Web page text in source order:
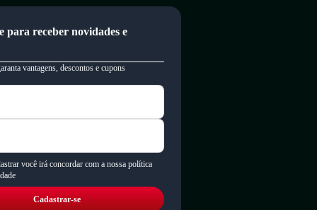
para receber novidades e
vantagens, descontos e cupons
você irá concordar com a nossa política
Cadastrar-se